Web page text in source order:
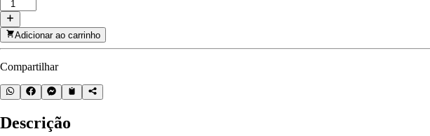
Adicionar ao carrinho
Compartilhar
Descrição